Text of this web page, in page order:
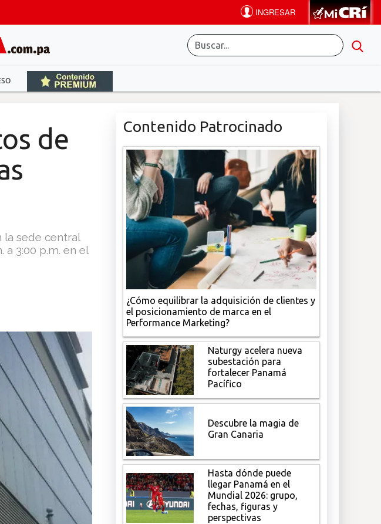
de
sede central
3:00 p.m. en el
Contenido Patrocinado
¿Cómo equilibrar la adquisición de clientes y
el posicionamiento de marca en el
Performance Marketing?
Naturgy acelera nueva
subestación para
fortalecer Panamá
Pacífico
Descubre la magia de
Gran Canaria
Hasta dónde puede
llegar Panamá en el
Mundial 2026: grupo,
fechas, figuras y
perspectivas